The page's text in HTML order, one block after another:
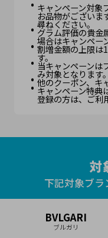
キャンペーン対象
お品物がございま
尋ねください。
グラム評価の貴金
場合はキャンペー
割増金額の上限は
す。
当キャンペーンは
み対象となります。
他のクーポン、キ
キャンペーン特典
登録の方は、ご利
対
下記対象ブ
BVLGARI
ブルガリ